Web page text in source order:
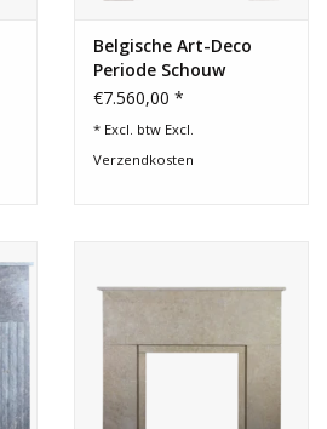
Belgische Art-Deco
Periode Schouw
€7.560,00 *
* Excl. btw Excl.
Verzendkosten